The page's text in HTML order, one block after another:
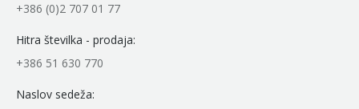
+386 (0)2 707 01 77
Hitra številka - prodaja:
+386 51 630 770
Naslov sedeža: